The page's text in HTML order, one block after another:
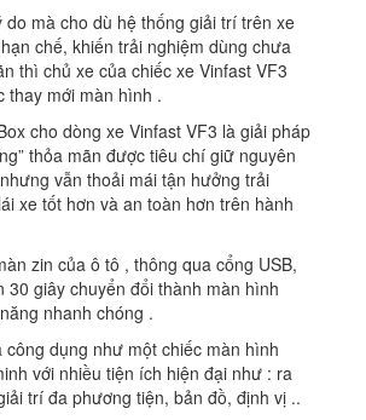
mà cho dù hệ thống giải trí trên xe
chế, khiến trải nghiệm dùng chưa
thì chủ xe của chiếc xe Vinfast VF3
thay mới màn hình .
cho dòng xe Vinfast VF3 là giải pháp
thỏa mãn được tiêu chí giữ nguyên
vẫn thoải mái tận hưởng trải
xe tốt hơn và an toàn hơn trên hành
zin của ô tô , thông qua cổng USB,
30 giây chuyển đổi thành màn hình
nhanh chóng .
dụng như một chiếc màn hình
với nhiều tiện ích hiện đại như : ra
trí đa phương tiện, bản đồ, định vị ..